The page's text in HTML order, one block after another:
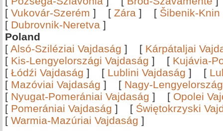
[ Vukovár-Szerém ] [ Zára ] [ Šibenik-Knin
[ Dubrovnik-Neretva ]
Poland
[ Alsó-Sziléziai Vajdaság ] [ Kárpátaljai
[ Kis-Lengyelországi Vajdaság ] [ Kujávia-
[ Łódźi Vajdaság ] [ Lublini Vajdaság ] [
[ Mazóviai Vajdaság ] [ Nagy-
[ Nyugat-Pomerániai Vajdaság ] [ Opolei
[ Pomerániai Vajdaság ] [ Świętokrzyski
[ Warmia-Mazúriai Vajdaság ]